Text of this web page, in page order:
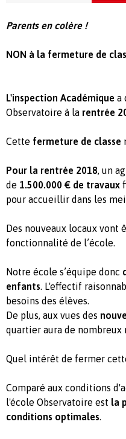
Parents en colère !
NON à la fermeture de
L'inspection Académique a
Observatoire à la rentrée
Cette fermeture de classe
Pour la rentrée 2018, un
de 1.500.000 € de travaux
pour accueillir dans les
Des nouveaux locaux
fonctionnalité de l’école.
Notre école s’équipe donc
enfants. L'effectif
besoins des élèves.
De plus, aux vues des
quartier aura de nombreux
Quel intérêt de fermer
Comparé aux conditions
l'école Observatoire est la
conditions optimales.